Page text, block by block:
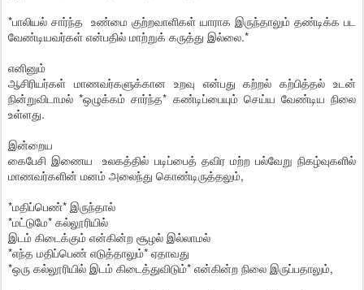
*பாலியல் சார்ந்த உண்மை குற்றவாளிகள் யாராக இருந்தாலும் தண்டிக்க பட
வேண்டியவர்கள் என்பதில் மாற்றுக் கருத்து இல்லை.*
எனினும்
ஆசிரியர்கள் மாணவர்களுக்கான உறவு என்பது கற்றல் கற்பித்தல் உடன்
நின்றுவிடாமல் *ஒழுக்கம் சார்ந்த* கண்டிப்பையும் செய்ய வேண்டிய நிலை
உள்ளது.
இன்றைய
கைபேசி இணைய உலகத்தில் படிப்பைத் தவிர மற்ற பல்வேறு நிகழ்வுகளில்
மாணவர்களின் மனம் அலைந்து கொண்டிருத்தலும்,
*மதிப்பெண்* இருந்தால்
*மட்டுமே* கல்லூரியில்
இடம் கிடைக்கும் என்கின்ற சூழல் இல்லாமல்
*எந்த மதிப்பெண் எடுத்தாலும்* ஏதாவது
*ஒரு கல்லூரியில் இடம் கிடைத்துவிடும்* என்கின்ற நிலை இருப்பதாலும்,